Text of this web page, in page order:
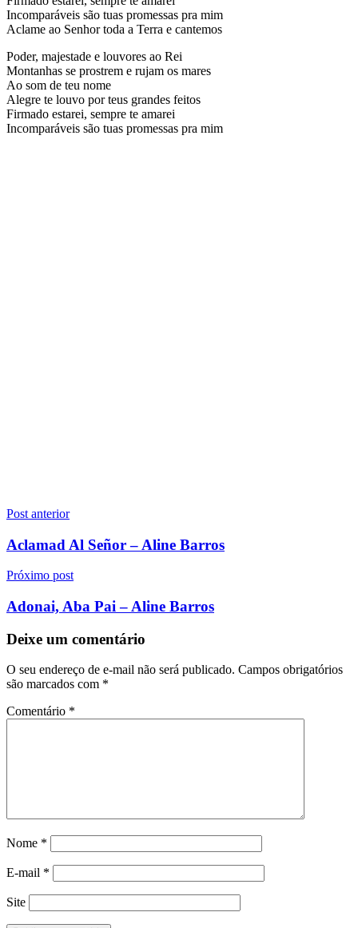
Incomparáveis são tuas promessas pra mim
Aclame ao Senhor toda a Terra e cantemos
Poder, majestade e louvores ao Rei
Montanhas se prostrem e rujam os mares
Ao som de teu nome
Alegre te louvo por teus grandes feitos
Firmado estarei, sempre te amarei
Incomparáveis são tuas promessas pra mim
Navegação
de
Post anterior
Aclamad Al Señor – Aline Barros
Próximo post
Adonai, Aba Pai – Aline Barros
Deixe um comentário
O seu endereço de e-mail não será publicado. Campos obrigatórios
são marcados com *
Comentário *
Nome *
E-mail *
Site